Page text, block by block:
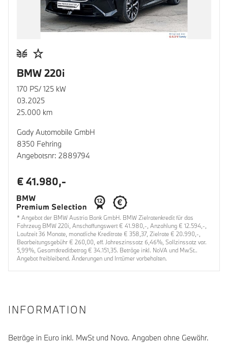
BMW 220i
170 PS/ 125 kW
03.2025
25.000 km
Gady Automobile GmbH
8350 Fehring
Angebotsnr: 2889794
€ 41.980,-
* Angebot der BMW Austria Bank GmbH. BMW Zielratenkredit für das
Fahrzeug BMW 220i, Anschaffungswert € 41.980,-, Anzahlung € 12.594,-,
Laufzeit 36 Monate, monatliche Kreditrate € 358,37, Zielrate € 20.990,-,
Bearbeitungsgebühr € 260,00, eff. Jahreszinssatz 6,46%, Sollzinssatz var.
5,99%, Gesamtkreditbetrag € 34.151,35. Beträge inkl. NoVA und MwSt..
Angebot freibleibend. Änderungen und Irrtümer vorbehalten.
INFORMATION
Beträge in Euro inkl. MwSt und Nova. Angaben ohne Gewähr.